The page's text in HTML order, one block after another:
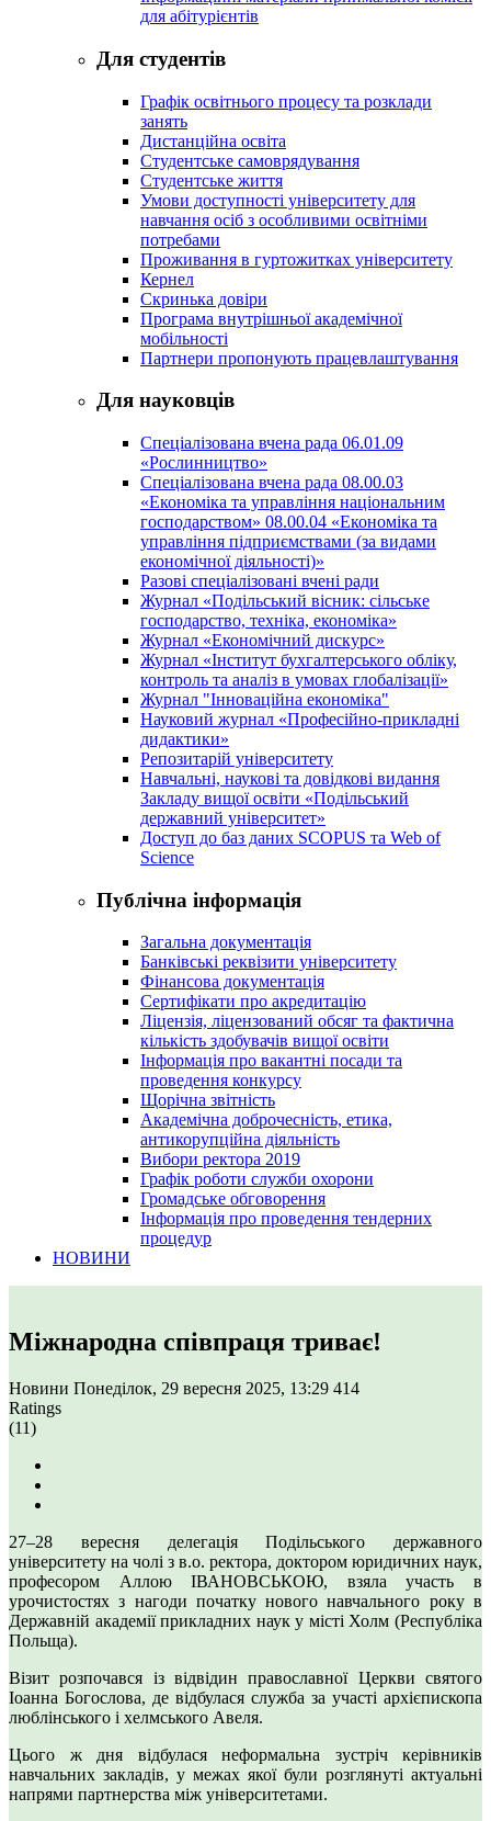
для абітурієнтів
Для студентів
Графік освітнього процесу та розклади
занять
Дистанційна освіта
Студентське самоврядування
Студентське життя
Умови доступності університету для
навчання осіб з особливими освітніми
потребами
Проживання в гуртожитках університету
Кернел
Скринька довіри
Програма внутрішньої академічної
мобільності
Партнери пропонують працевлаштування
Для науковців
Спеціалізована вчена рада 06.01.09
«Рослинництво»
Спеціалізована вчена рада 08.00.03
«Економіка та управління національним
господарством» 08.00.04 «Економіка та
управління підприємствами (за видами
економічної діяльності)»
Разові спеціалізовані вчені ради
Журнал «Подільський вісник: сільське
господарство, техніка, економіка»
Журнал «Економічний дискурс»
Журнал «Інститут бухгалтерського обліку,
контроль та аналіз в умовах глобалізації»
Журнал "Інноваційна економіка"
Науковий журнал «Професійно-прикладні
дидактики»
Репозитарій університету
Навчальні, наукові та довідкові видання
Закладу вищої освіти «Подільський
державний університет»
Доступ до баз даних SCOPUS та Web of
Science
Публічна інформація
Загальна документація
Банківські реквізити університету
Фінансова документація
Сертифікати про акредитацію
Ліцензія, ліцензований обсяг та фактична
кількість здобувачів вищої освіти
Інформація про вакантні посади та
проведення конкурсу
Щорічна звітність
Академічна доброчесність, етика,
антикорупційна діяльність
Вибори ректора 2019
Графік роботи служби охорони
Громадське обговорення
Інформація про проведення тендерних
процедур
НОВИНИ
Міжнародна співпраця триває!
Новини Понеділок, 29 вересня 2025, 13:29 414
Ratings
(11)
27–28 вересня делегація Подільського державного
університету на чолі з в.о. ректора, доктором юридичних наук,
професором Аллою ІВАНОВСЬКОЮ, взяла участь в
урочистостях з нагоди початку нового навчального року в
Державній академії прикладних наук у місті Холм (Республіка
Польща).
Візит розпочався із відвідин православної Церкви святого
Іоанна Богослова, де відбулася служба за участі архієпископа
люблінського і хелмського Авеля.
Цього ж дня відбулася неформальна зустріч керівників
навчальних закладів, у межах якої були розглянуті актуальні
напрями партнерства між університетами.